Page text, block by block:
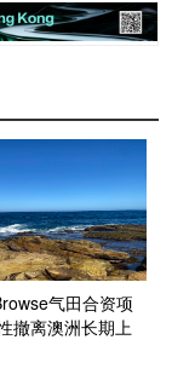
气田合资项
撤离澳洲长期上